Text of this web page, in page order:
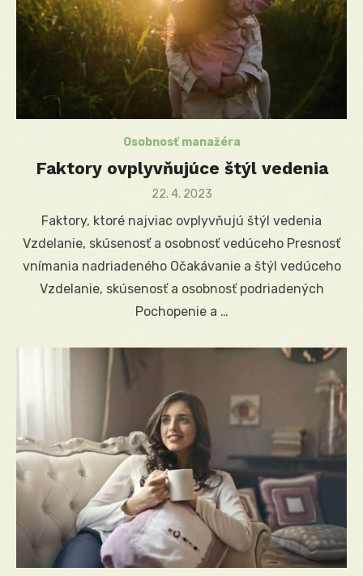
Osobnosť manažéra
Faktory ovplyvňujúce štýl vedenia
Posted
22. 4. 2023
Faktory, ktoré najviac ovplyvňujú štýl vedenia
Vzdelanie, skúsenosť a osobnosť vedúceho Presnosť
vnímania nadriadeného Očakávanie a štýl vedúceho
Vzdelanie, skúsenosť a osobnosť podriadených
Pochopenie a …